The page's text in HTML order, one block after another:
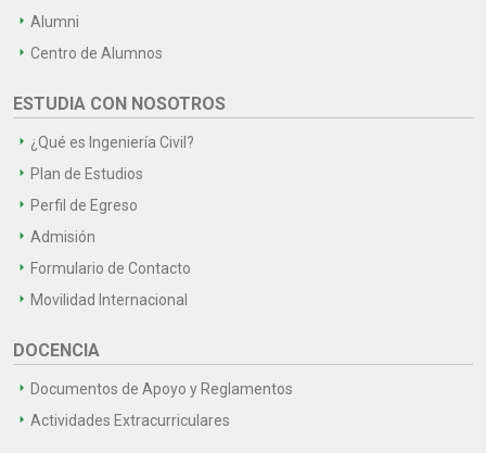
Alumni
Centro de Alumnos
ESTUDIA CON NOSOTROS
¿Qué es Ingeniería Civil?
Plan de Estudios
Perfil de Egreso
Admisión
Formulario de Contacto
Movilidad Internacional
DOCENCIA
Documentos de Apoyo y Reglamentos
Actividades Extracurriculares